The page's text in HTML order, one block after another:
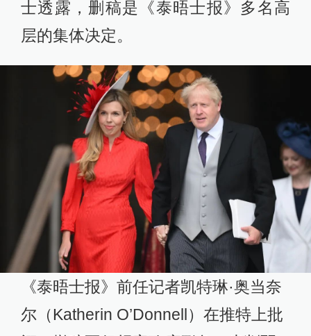
士透露，删稿是《泰晤士报》多名高
层的集体决定。
《泰晤士报》前任记者凯特琳·奥当奈
尔（Katherin O’Donnell）在推特上批